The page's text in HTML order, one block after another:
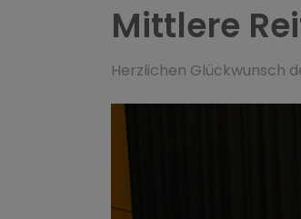
Mittlere
Herzlichen Glückwunsch